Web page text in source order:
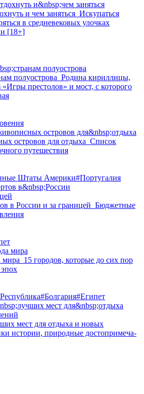
и чем заняться Искупаться
в средневековых улочках
[18+]
полуострова Родина кириллицы,
«Игры престолов» и мост, с которого
островов для отдыха Список
путешествия
Штаты Америки#Португалия
в России и за границей Бюджетные
мира 15 городов, которые до сих пор
#Болгария#Египет
мест для отдыха и новых
истории, природные до­сто­при­ме­ча­